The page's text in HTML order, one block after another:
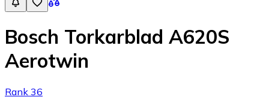
Bosch Torkarblad A620S
Aerotwin
Rank 36